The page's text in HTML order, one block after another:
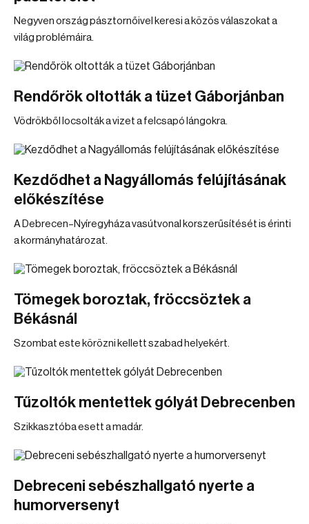
Negyven ország pásztornőivel keresi a közös válaszokat a
világ problémáira.
Rendőrök oltották a tüzet Gáborjánban
Vödrökből locsolták a vizet a felcsapó lángokra.
Kezdődhet a Nagyállomás felújításának
előkészítése
A Debrecen–Nyíregyháza vasútvonal korszerűsítését is érinti
a kormányhatározat.
Tömegek boroztak, fröccsöztek a
Békásnál
Szombat este körözni kellett szabad helyekért.
Tűzoltók mentettek gólyát Debrecenben
Szikkasztóba esett a madár.
Debreceni sebészhallgató nyerte a
humorversenyt